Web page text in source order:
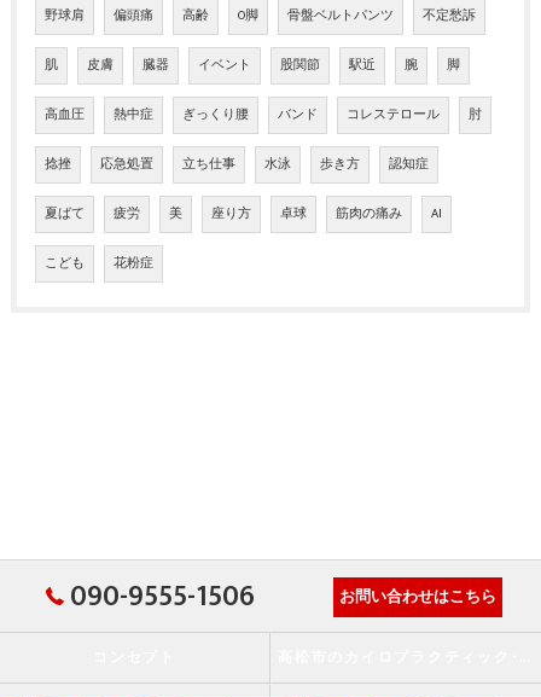
野球肩 偏頭痛 高齢 O脚 骨盤ベルトパンツ 不定愁訴
肌 皮膚 臓器 イベント 股関節 駅近 腕 脚
高血圧 熱中症 ぎっくり腰 バンド コレステロール 肘
捻挫 応急処置 立ち仕事 水泳 歩き方 認知症
夏ばて 疲労 美 座り方 卓球 筋肉の痛み AI
こども 花粉症
090-9555-1506 お問い合わせはこちら